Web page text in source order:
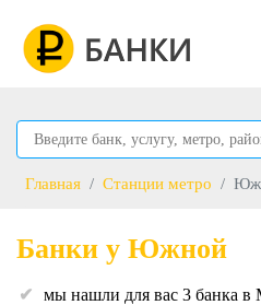
Главная Станции метро
Банки у Южной
мы нашли для вас 3 банка в